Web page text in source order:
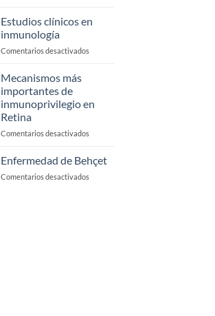
Estudios clínicos en
inmunología
Comentarios desactivadosen
Mecanismos más
importantes de
inmunoprivilegio en
Retina
Comentarios desactivadosen
más
importantes
de
Enfermedad de Behçet
Comentarios desactivadosen